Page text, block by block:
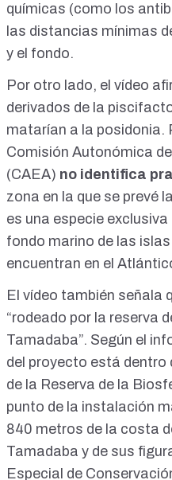
químicas (como los
las distancias mínimas
y el fondo.
Por otro lado, el vídeo
derivados de la
matarían a la posidonia.
Comisión Autonómica
(CAEA) no identifica
zona en la que se prevé
es una especie
fondo marino de las
encuentran en el
El vídeo también señala
“rodeado por la reserva
Tamadaba”. Según el
del proyecto está dentro
de la Reserva de la
punto de la instalación
840 metros de la costa
Tamadaba y de sus
Especial de